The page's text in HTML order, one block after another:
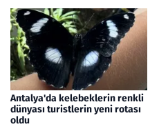
Antalya'da kelebeklerin renkli
dünyası turistlerin yeni rotası
oldu